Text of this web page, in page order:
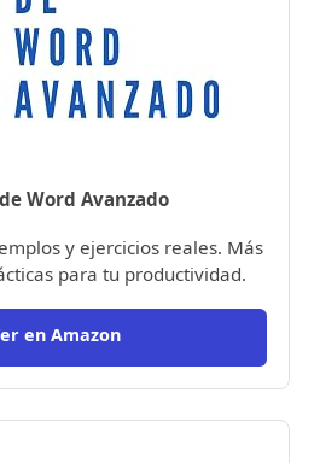
Word Avanzado
y ejercicios reales. Más
para tu productividad.
en Amazon